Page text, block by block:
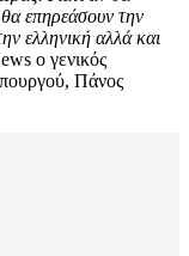
επηρεάσουν την
ελληνική αλλά και
ο γενικός
Πάνος